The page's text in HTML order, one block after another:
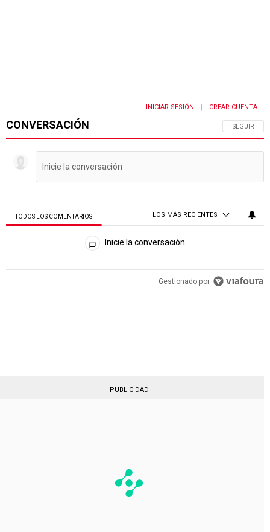
CONVERSACIÓN SIGA ESTA
SEGUIR
INICIAR SESIÓN CREAR CUENTA
TODOS LOS COMENTARIOS LOS MÁS RECIENTES
Todos los comentarios
Inicie la conversación
Gestionado por
PUBLICIDAD